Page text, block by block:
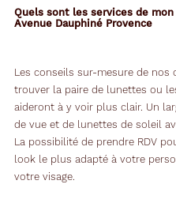
Quels sont les services de
Avenue Dauphiné Provence
Les conseils sur-mesure de nos
trouver la paire de lunettes ou
aideront à y voir plus clair. Un
de vue et de lunettes de soleil
La possibilité de prendre RDV
look le plus adapté à votre
votre visage.